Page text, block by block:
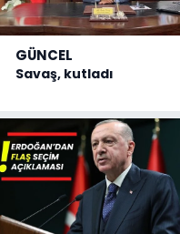
GÜNCEL
Savaş, kutladı